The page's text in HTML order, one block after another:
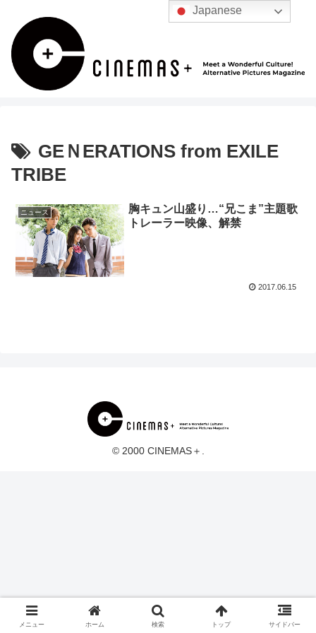
GEＮERATIONS from EXILE
TRIBE
ニュース
胸キュン山盛り…“兄こま”主題歌
トレーラー映像、解禁
2017.06.15
© 2000 CINEMAS＋.
メニュー ホーム 検索 トップ サイドバー
Japanese